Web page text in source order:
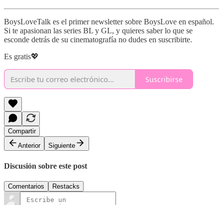
BoysLoveTalk es el primer newsletter sobre BoysLove en español.
Si te apasionan las series BL y GL, y quieres saber lo que se
esconde detrás de su cinematografía no dudes en suscribirte.
Es gratis💖
Suscribirse
Compartir
Anterior
Siguiente
Discusión sobre este post
Comentarios Restacks